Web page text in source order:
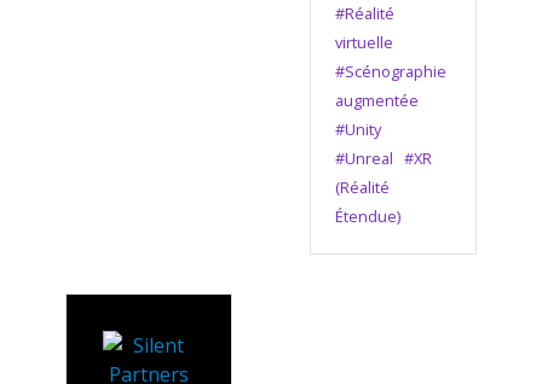
#Réalité
virtuelle
#Scénographie
augmentée
#Unity
#Unreal #XR
(Réalité
Étendue)